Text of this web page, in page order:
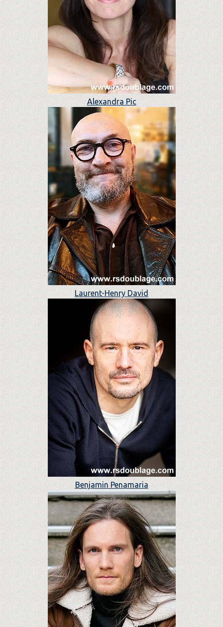
Alexandra Pic
Laurent-Henry David
Benjamin Penamaria